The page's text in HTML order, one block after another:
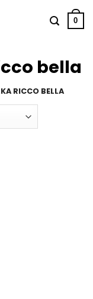
0
bella
RICCO BELLA